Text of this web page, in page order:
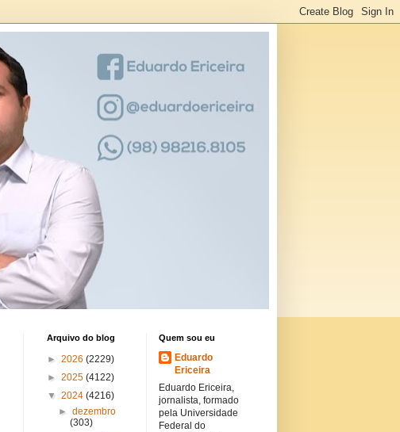
Arquivo do blog
► 2026 (2229)
► 2025 (4122)
▼ 2024 (4216)
► dezembro
(303)
Quem sou eu
Eduardo
Ericeira
Eduardo Ericeira,
jornalista, formado
pela Universidade
Federal do